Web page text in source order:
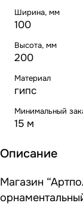
Ширина, мм
100
Высота, мм
200
Материал
гипс
Минимальный
15 м
Описание
Магазин